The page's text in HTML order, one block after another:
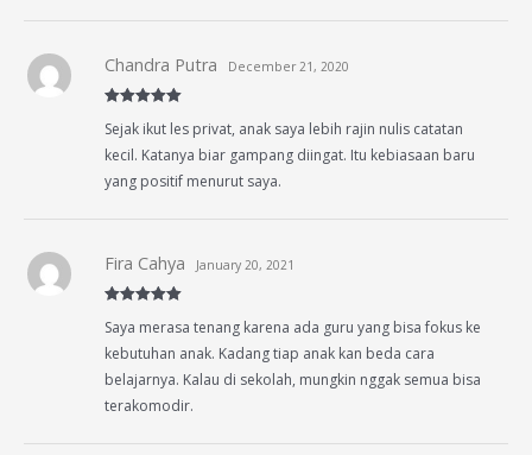
of 5
Chandra Putra December 21, 2020
Sejak ikut les privat, anak saya lebih rajin nulis catatan
kecil. Katanya biar gampang diingat. Itu kebiasaan baru
yang positif menurut saya.
of 5
Fira Cahya January 20, 2021
Saya merasa tenang karena ada guru yang bisa fokus ke
kebutuhan anak. Kadang tiap anak kan beda cara
belajarnya. Kalau di sekolah, mungkin nggak semua bisa
terakomodir.